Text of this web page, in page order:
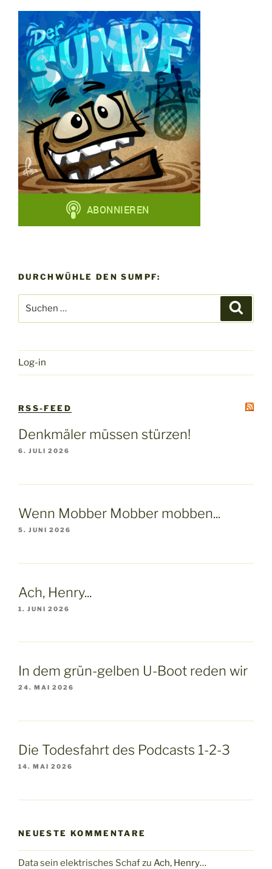
DURCHWÜHLE DEN SUMPF:
nach:
Log-in
RSS-FEED
Denkmäler müssen stürzen!
6. JULI 2026
Wenn Mobber Mobber mobben...
5. JUNI 2026
Ach, Henry...
1. JUNI 2026
In dem grün-gelben U-Boot reden wir
24. MAI 2026
Die Todesfahrt des Podcasts 1-2-3
14. MAI 2026
NEUESTE KOMMENTARE
Data sein elektrisches Schafzu Ach, Henry…